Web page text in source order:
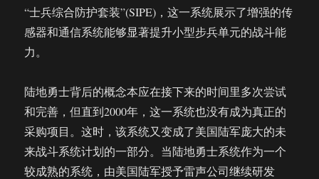
“士兵综合防护套装”(SIPE)，这一系统展示了增强的传
感器和通信系统能够显著提升小型步兵单元的战斗能
力。
陆地勇士背后的概念本应在接下来的时间里多次尝试
和完善，但直到2000年，这一系统也没有成为真正的
采购项目。这时，该系统又变成了美国陆军庞大的未
来战斗系统计划的一部分。当陆地勇士系统作为一个
较成熟的系统，由美国陆军授予雷声公司继续研发